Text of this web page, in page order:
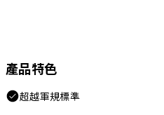
產品特色
超越軍規標準